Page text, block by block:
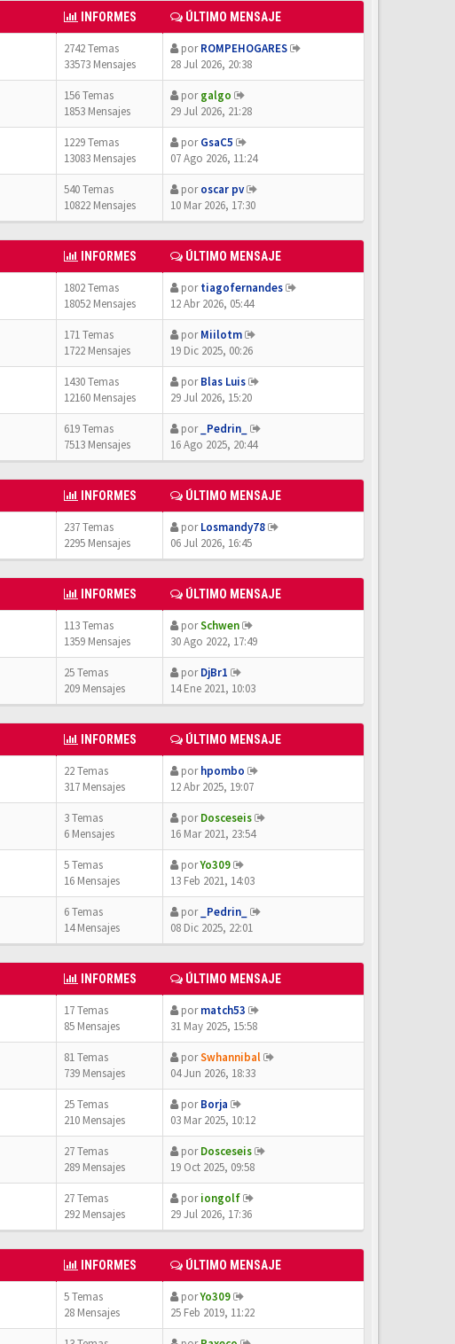
INFORMES ÚLTIMO MENSAJE
2742 Temas
33573 Mensajes
porROMPEHOGARES
28 Jul 2026, 20:38
156 Temas
1853 Mensajes
porgalgo
29 Jul 2026, 21:28
1229 Temas
13083 Mensajes
porGsaC5
07 Ago 2026, 11:24
540 Temas
10822 Mensajes
poroscar pv
10 Mar 2026, 17:30
INFORMES ÚLTIMO MENSAJE
1802 Temas
18052 Mensajes
portiagofernandes
12 Abr 2026, 05:44
171 Temas
1722 Mensajes
porMiilotm
19 Dic 2025, 00:26
1430 Temas
12160 Mensajes
porBlas Luis
29 Jul 2026, 15:20
619 Temas
7513 Mensajes
por _Pedrin_
16 Ago 2025, 20:44
INFORMES ÚLTIMO MENSAJE
237 Temas
2295 Mensajes
porLosmandy78
06 Jul 2026, 16:45
INFORMES ÚLTIMO MENSAJE
113 Temas
1359 Mensajes
porSchwen
30 Ago 2022, 17:49
25 Temas
209 Mensajes
porDjBr1
14 Ene 2021, 10:03
INFORMES ÚLTIMO MENSAJE
22 Temas
317 Mensajes
porhpombo
12 Abr 2025, 19:07
3 Temas
6 Mensajes
porDosceseis
16 Mar 2021, 23:54
5 Temas
16 Mensajes
porYo309
13 Feb 2021, 14:03
6 Temas
14 Mensajes
por _Pedrin_
08 Dic 2025, 22:01
INFORMES ÚLTIMO MENSAJE
17 Temas
85 Mensajes
pormatch53
31 May 2025, 15:58
81 Temas
739 Mensajes
porSwhannibal
04 Jun 2026, 18:33
25 Temas
210 Mensajes
porBorja
03 Mar 2025, 10:12
27 Temas
289 Mensajes
porDosceseis
19 Oct 2025, 09:58
27 Temas
292 Mensajes
poriongolf
29 Jul 2026, 17:36
INFORMES ÚLTIMO MENSAJE
5 Temas
28 Mensajes
porYo309
25 Feb 2019, 11:22